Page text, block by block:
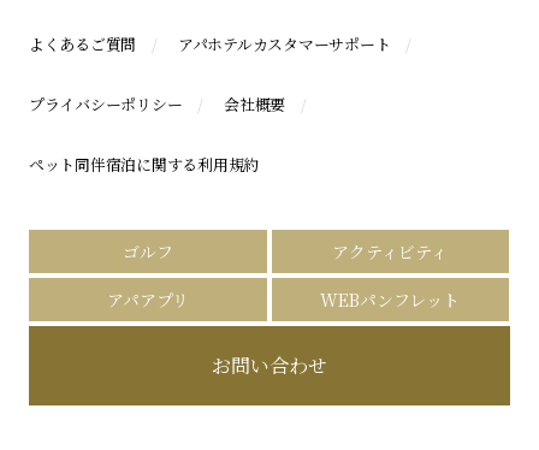
よくあるご質問 アパホテルカスタマーサポート
プライバシーポリシー 会社概要
ペット同伴宿泊に関する利用規約
ゴルフ
アクティビティ
アパアプリ
WEBパンフレット
お問い合わせ